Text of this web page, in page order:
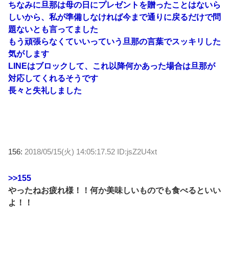
ちなみに旦那は母の日にプレゼントを贈ったことはないら
しいから、私が準備しなければ今まで通りに戻るだけで問
題ないとも言ってました
もう頑張らなくていいっていう旦那の言葉でスッキリした
気がします
LINEはブロックして、これ以降何かあった場合は旦那が
対応してくれるそうです
長々と失礼しました
156: 2018/05/15(火) 14:05:17.52 ID:jsZ2U4xt
>>155
やったねお疲れ様！！何か美味しいものでも食べるといい
よ！！